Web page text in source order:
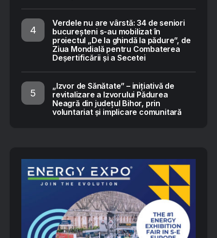
Verdele nu are vârstă: 34 de seniori
bucureșteni s-au mobilizat în
proiectul „De la ghindă la pădure”, de
Ziua Mondială pentru Combaterea
Deșertificării și a Secetei
„Izvor de Sănătate” – inițiativă de
revitalizare a Izvorului Pădurea
Neagră din județul Bihor, prin
voluntariat și implicare comunitară